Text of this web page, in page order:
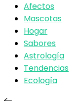
Afectos
Mascotas
Hogar
Sabores
Astrología
Tendencias
Ecología